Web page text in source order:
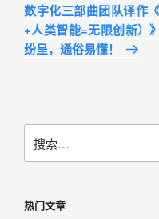
数字化三部曲团队译作
+人类智能=无限创新）
纷呈，通俗易懂！
热门文章